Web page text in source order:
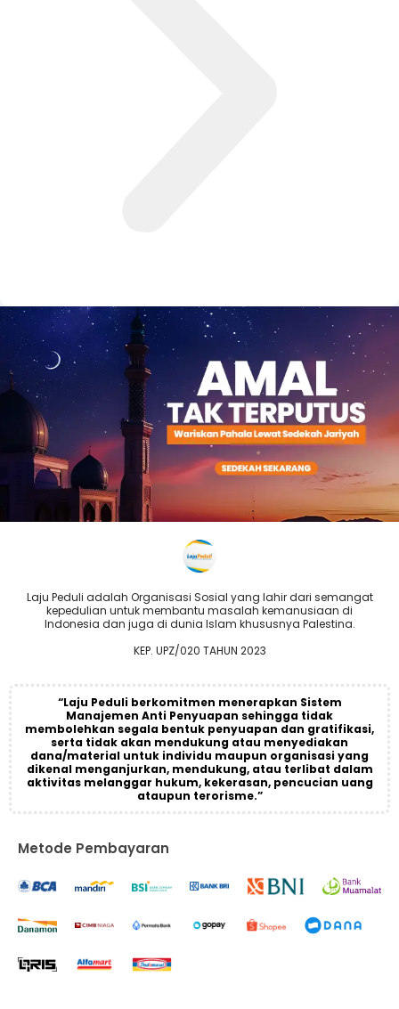
Laju Peduli adalah Organisasi Sosial yang lahir dari semangat
kepedulian untuk membantu masalah kemanusiaan di
Indonesia dan juga di dunia Islam khususnya Palestina.
KEP. UPZ/020 TAHUN 2023
“Laju Peduli berkomitmen menerapkan Sistem
Manajemen Anti Penyuapan sehingga tidak
membolehkan segala bentuk penyuapan dan gratifikasi,
serta tidak akan mendukung atau menyediakan
dana/material untuk individu maupun organisasi yang
dikenal menganjurkan, mendukung, atau terlibat dalam
aktivitas melanggar hukum, kekerasan, pencucian uang
ataupun terorisme.”
Metode Pembayaran